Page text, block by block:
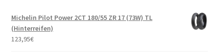
Michelin Pilot Power 2CT 180/55 ZR 17 (73W) TL
(Hinterreifen)
123,95€